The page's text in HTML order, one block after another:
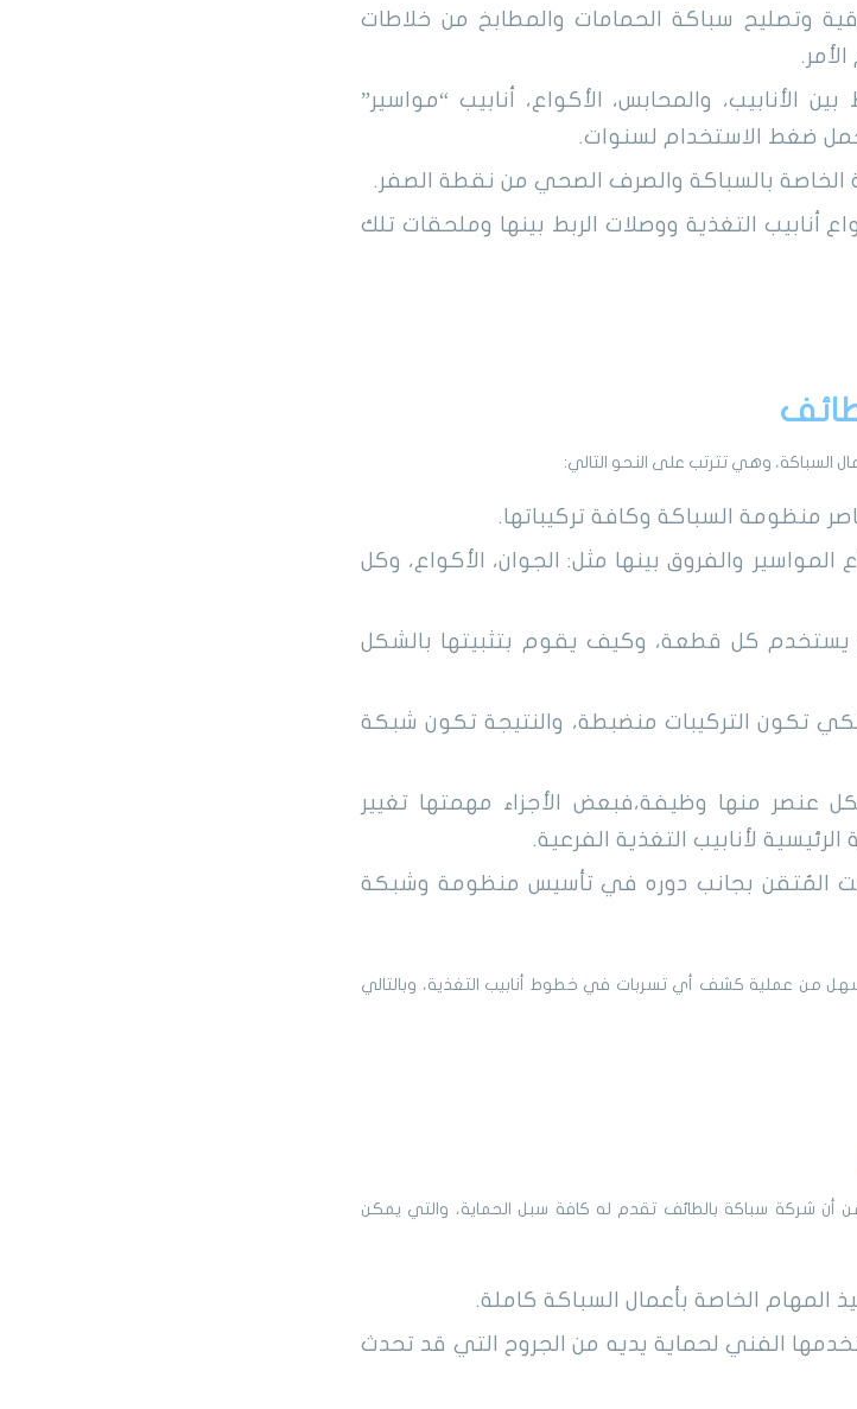
وتصليح سباكة الحمامات والمطابخ من خلاطات
الأنابيب، والمحابس، الأكواع، أنابيب “مواسير”
ضغط الاستخدام لسنوات.
بالسباكة والصرف الصحي من نقطة الصفر.
أنابيب التغذية ووصلات الربط بينها وملحقات تلك
السباكة، وهي تترتب على النحو التالي:
منظومة السباكة وكافة تركيباتها.
والفروق بينها مثل: الجوان، الأكواع، وكل
كل قطعة، وكيف يقوم بتثبيتها بالشكل
تكون التركيبات منضبطة، والنتيجة تكون شبكة
عنصر منها وظيفة،فبعض الأجزاء مهمتها تغيير
لأنابيب التغذية الفرعية.
المُتقن بجانب دوره في تأسيس منظومة وشبكة
من عملية كشف أي تسربات في خطوط أنابيب التغذية، وبالتالي
أن شركة سباكة بالطائف تقدم له كافة سبل الحماية، والتي يمكن
المهام الخاصة بأعمال السباكة كاملة.
الفني لحماية يديه من الجروح التي قد تحدث